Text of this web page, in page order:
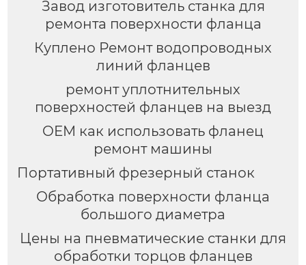
Завод изготовитель станка для
ремонта поверхности фланца
Куплено Ремонт водопроводных
линий фланцев
ремонт уплотнительных
поверхностей фланцев на выезд
OEM как использовать фланец
ремонт машины
Портативный фрезерный станок
Обработка поверхности фланца
большого диаметра
Цены на пневматические станки для
обработки торцов фланцев